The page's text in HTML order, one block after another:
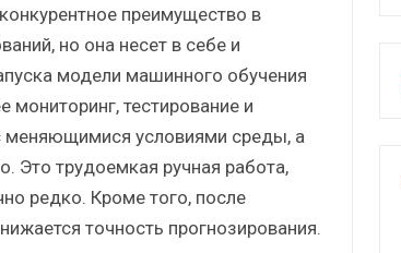
преимущество в
но она несет в себе и
модели машинного обучения
мониторинг, тестирование и
меняющимися условиями среды, а
Это трудоемкая ручная работа,
редко. Кроме того, после
точность прогнозирования.